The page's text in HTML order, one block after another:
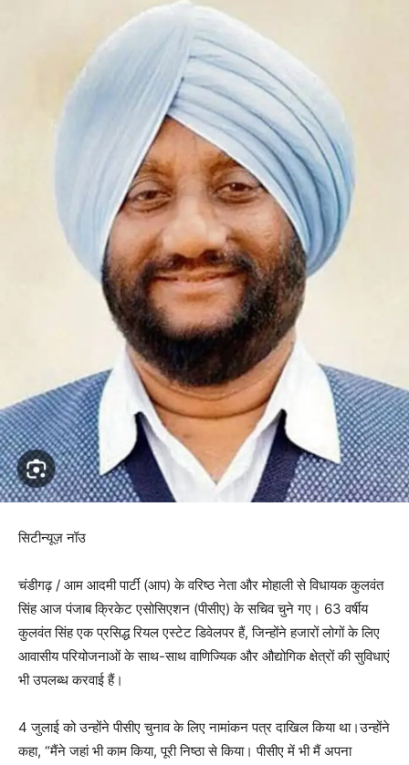
सिटीन्यूज़ नॉउ
चंडीगढ़ / आम आदमी पार्टी (आप) के वरिष्ठ नेता और मोहाली से विधायक कुलवंत
सिंह आज पंजाब क्रिकेट एसोसिएशन (पीसीए) के सचिव चुने गए। 63 वर्षीय
कुलवंत सिंह एक प्रसिद्ध रियल एस्टेट डिवेलपर हैं, जिन्होंने हजारों लोगों के लिए
आवासीय परियोजनाओं के साथ-साथ वाणिज्यिक और औद्योगिक क्षेत्रों की सुविधाएं
भी उपलब्ध करवाई हैं।
4 जुलाई को उन्होंने पीसीए चुनाव के लिए नामांकन पत्र दाखिल किया था।उन्होंने
कहा, “मैंने जहां भी काम किया, पूरी निष्ठा से किया। पीसीए में भी मैं अपना